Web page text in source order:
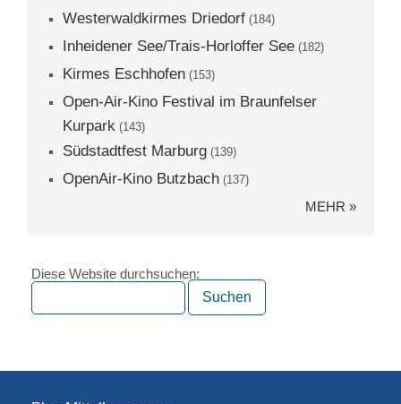
Westerwaldkirmes Driedorf (184)
Inheidener See/Trais-Horloffer See (182)
Kirmes Eschhofen (153)
Open-Air-Kino Festival im Braunfelser
Kurpark (143)
Südstadtfest Marburg (139)
OpenAir-Kino Butzbach (137)
MEHR »
Diese Website durchsuchen: